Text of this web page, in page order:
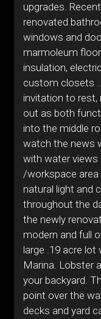
upgrades.
renovated
windows and
marmoleum
insulation,
custom closets
invitation to rest,
out as both
into the middle
watch the news
with water views
/workspace
natural light and
throughout the
the newly
modern and full
large .19 acre
Marina. Lobster
your backyard.
point over the
decks and yard